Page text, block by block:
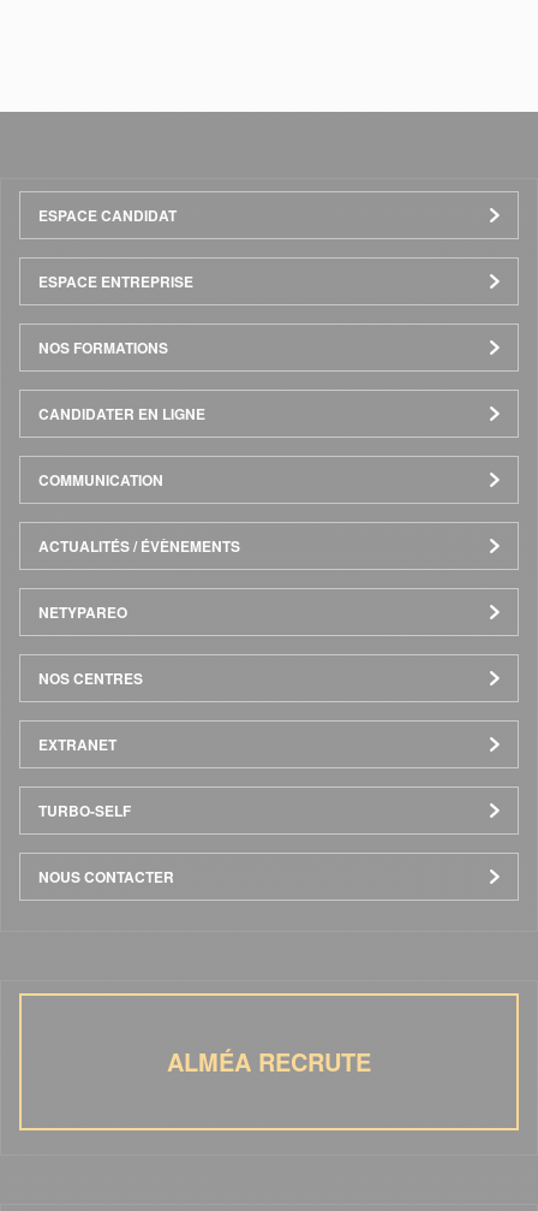
Menu
Pied
de
page
ESPACE CANDIDAT
ESPACE ENTREPRISE
NOS FORMATIONS
CANDIDATER EN LIGNE
COMMUNICATION
ACTUALITÉS / ÉVÈNEMENTS
NETYPAREO
NOS CENTRES
EXTRANET
TURBO-SELF
NOUS CONTACTER
ALMÉA RECRUTE